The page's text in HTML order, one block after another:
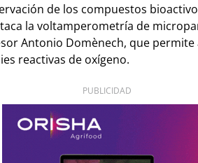
de los compuestos
la voltamperometría de
Antonio Domènech, que
reactivas de oxígeno.
PUBLICIDAD